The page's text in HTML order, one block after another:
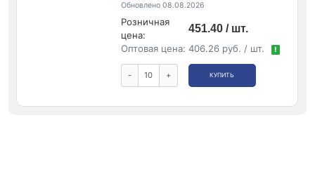
Обновлено 08.08.2026
Розничная
цена:
451.40 / шт.
Оптовая цена: 406.26 руб. / шт. !
- + КУПИТЬ